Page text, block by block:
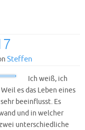
Steffen
Ich weiß, ich
es das Leben eines
beeinflusst. Es
und in welcher
unterschiedliche